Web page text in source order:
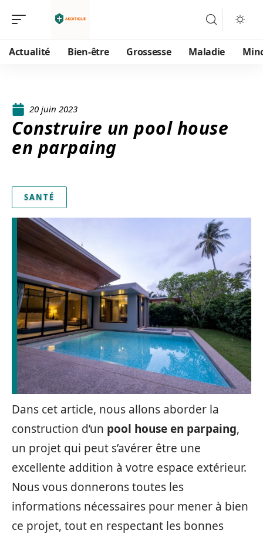
Actualité Bien-être Grossesse Maladie
20 juin 2023
Construire un pool house
en parpaing
SANTÉ
Dans cet article, nous allons aborder la
construction d’un pool house en parpaing,
un projet qui peut s’avérer être une
excellente addition à votre espace extérieur.
Nous vous donnerons toutes les
informations nécessaires pour mener à bien
ce projet, tout en respectant les bonnes